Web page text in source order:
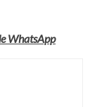
WhatsApp